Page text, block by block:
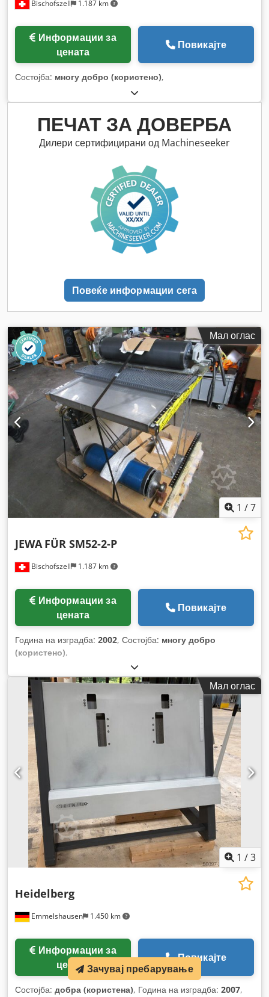
Bischofszell 1.187 km
цената
Повикајте
Состојба: многу добро (користено),
ПЕЧАТ ЗА ДОВЕРБА
Дилери сертифицирани од Machineseeker
Повеќе информации сега
Мал оглас
1 /7
Bischofszell 1.187 km
JEWA FÜR SM52-2-P
цената
Повикајте
Година на изградба: 2002, Состојба: многу добро
(користено),
Мал оглас
1 /3
Emmelshausen 1.450 km
Heidelberg
цената
Повикајте
Состојба: добра (користена), Година на изградба: 2007,
Зачувај пребарување